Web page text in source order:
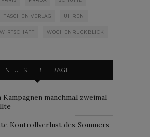
TASCHEN VERLAG UHREN
WIRTSCHAFT WOCHENRÜCKBLICK
NEUESTE BEITRÄGE
Kampagnen manchmal zweimal
Kontrollverlust des Sommers